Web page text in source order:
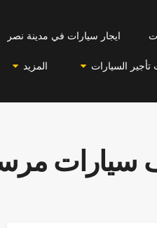
ايجار سيارات في مدينة نصر
السيارات المزيد
سيارات